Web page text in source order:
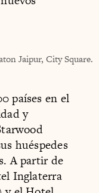
Jaipur, City Square.
países en el
y
huéspedes
A partir de
Inglaterra